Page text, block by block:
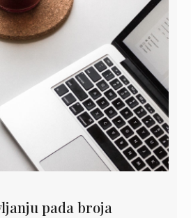
pada broja